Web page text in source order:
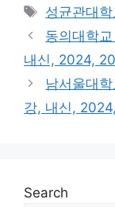
Tags
성균관대학
동의대학
내신, 2024,
남서울대
강, 내신,
Search